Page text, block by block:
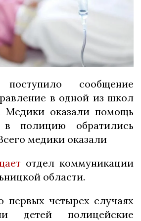
сообщение
в одной из школ
Медики оказали помощь
полицию обратились
медики оказали
отдел коммуникации
области.
четырех случаях
детей полицейские